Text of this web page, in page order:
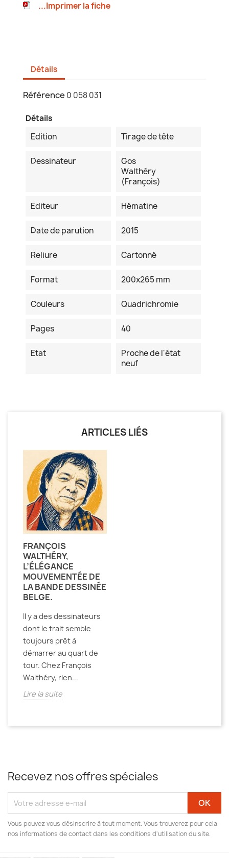
...Imprimer la fiche
Détails
Référence 0 058 031
Détails
Edition
Tirage de tête
Dessinateur
Gos
Walthéry
(François)
Editeur Hématine
Date de parution 2015
Reliure Cartonné
Format 200x265 mm
Couleurs Quadrichromie
Pages 40
Etat
Proche de l'état
neuf
ARTICLES LIÉS
FRANÇOIS
WALTHÉRY,
L’ÉLÉGANCE
MOUVEMENTÉE DE
LA BANDE DESSINÉE
BELGE.
Il y a des dessinateurs
dont le trait semble
toujours prêt à
démarrer au quart de
tour. Chez François
Walthéry, rien...
Lire la suite
Recevez nos offres spéciales
Vous pouvez vous désinscrire à tout moment. Vous trouverez pour cela
nos informations de contact dans les conditions d'utilisation du site.